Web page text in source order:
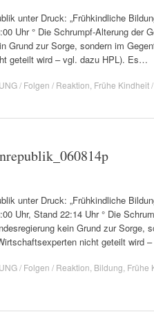
unter Druck: „Frühkindliche
Uhr ° Die Schrumpf-Alterung der
Grund zur Sorge, sondern im
geteilt wird – vgl. dazu HPL). Es…
/ Folgen / Reaktion Frühe Kindheit
unter Druck: „Frühkindliche
Uhr, Stand 22:14 Uhr ° Die
kein Grund zur Sorge,
nicht geteilt wird
/ Folgen / Reaktion Bildung Frühe